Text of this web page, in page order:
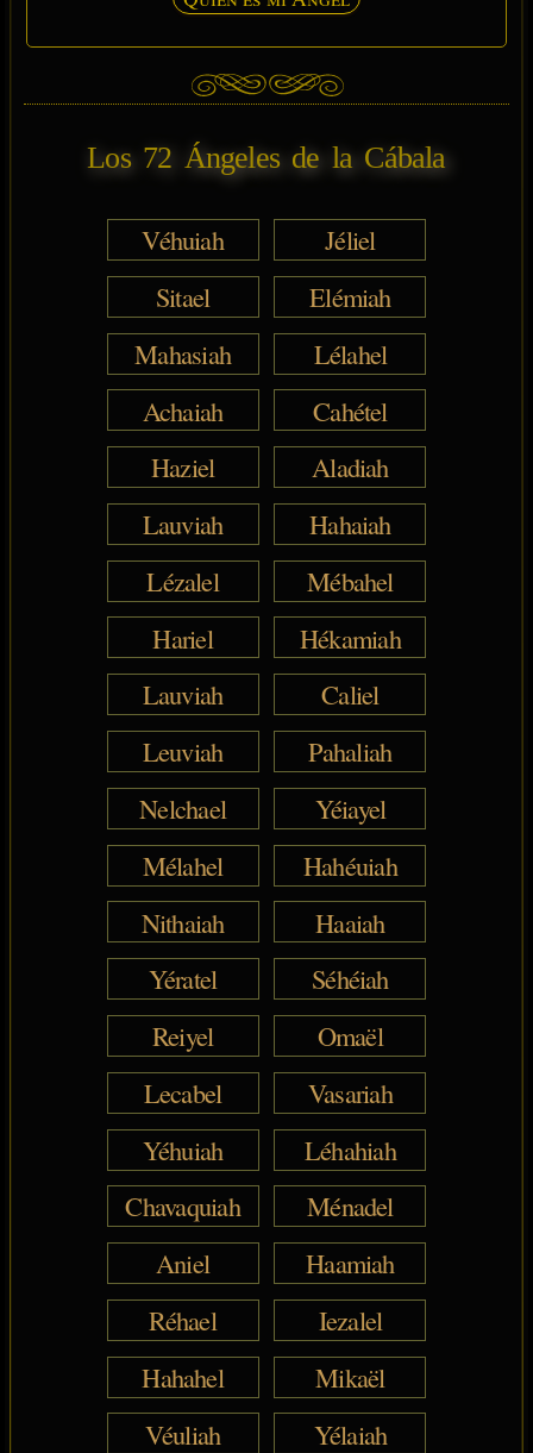
Los 72 Ángeles de la Cábala
Véhuiah
Jéliel
Sitael
Elémiah
Mahasiah
Lélahel
Achaiah
Cahétel
Haziel
Aladiah
Lauviah
Hahaiah
Lézalel
Mébahel
Hariel
Hékamiah
Lauviah
Caliel
Leuviah
Pahaliah
Nelchael
Yéiayel
Mélahel
Hahéuiah
Nithaiah
Haaiah
Yératel
Séhéiah
Reiyel
Omaël
Lecabel
Vasariah
Yéhuiah
Léhahiah
Chavaquiah
Ménadel
Aniel
Haamiah
Réhael
Iezalel
Hahahel
Mikaël
Véuliah
Yélaiah